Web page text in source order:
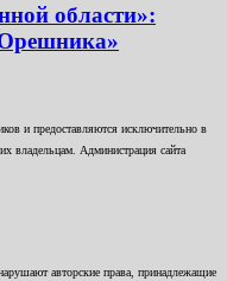
области»:
и предоставляются исключительно в
владельцам. Администрация сайта
авторские права, принадлежащие